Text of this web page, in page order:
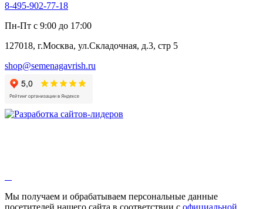
Алтей
Бессмертник
Валериана
Валерианелла
Гибискус лекарственный
Девясил
Душица
Змееголовник
Мыльнянка
8-495-902-77-18
Пн-Пт с 9:00 до 17:00
127018, г.Москва, ул.Складочная, д.3, стр 5
shop@semenagavrish.ru
Мы получаем и обрабатываем персональные данные
посетителей нашего сайта в соответствии с официальной